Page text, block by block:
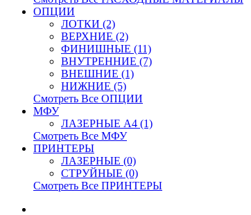
ОПЦИИ
ЛОТКИ (2)
ВЕРХНИЕ (2)
ФИНИШНЫЕ (11)
ВНУТРЕННИЕ (7)
ВНЕШНИЕ (1)
НИЖНИЕ (5)
Смотреть Все ОПЦИИ
МФУ
ЛАЗЕРНЫЕ A4 (1)
Смотреть Все МФУ
ПРИНТЕРЫ
ЛАЗЕРНЫЕ (0)
СТРУЙНЫЕ (0)
Смотреть Все ПРИНТЕРЫ